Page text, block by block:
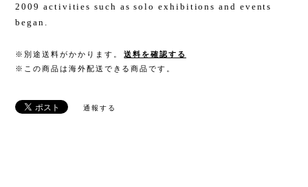
2009 activities such as solo exhibitions and events
began.
※別途送料がかかります。
送料を確認する
※この商品は海外配送できる商品です。
通報する